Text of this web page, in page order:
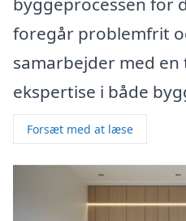
foregår problemfrit
samarbejder med
ekspertise i både
Forsæt med at læse